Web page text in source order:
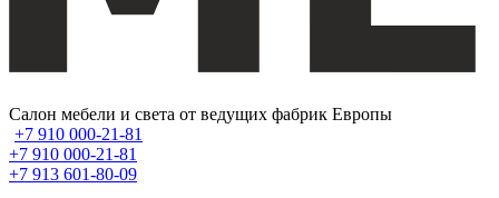
Салон мебели и света от ведущих фабрик Европы
+7 910 000-21-81
+7 910 000-21-81
+7 913 601-80-09